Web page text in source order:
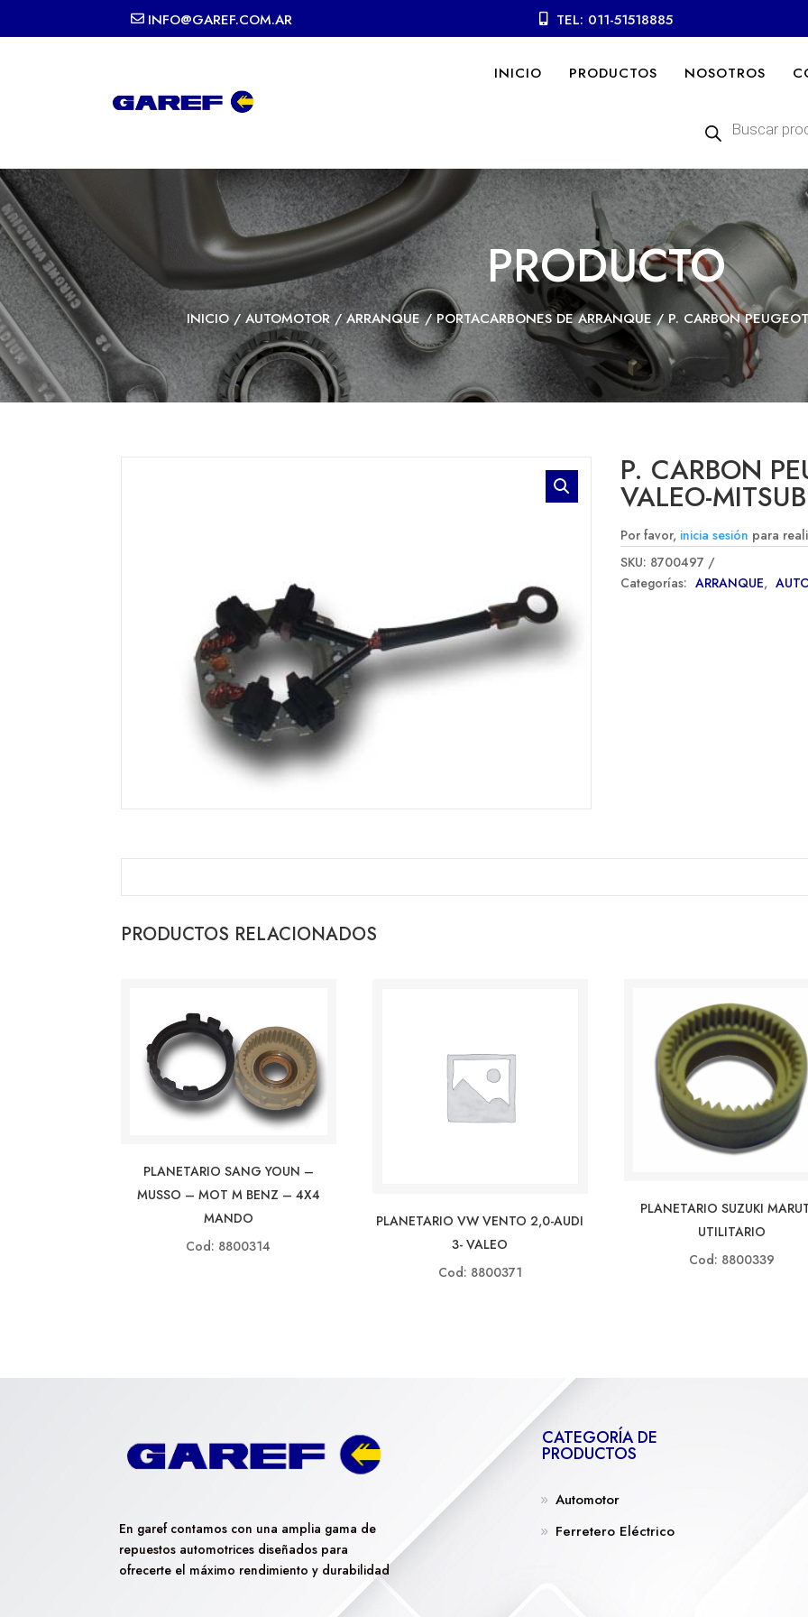
INFO@GAREF.COM.AR TEL: 011-51518885
INICIO PRODUCTOS NOSOTROS
productos
PRODUCTO
INICIO / AUTOMOTOR/ARRANQUE/PORTACARBONES DE ARRANQUE/ P. CARBON
P. CARBON
VALEO-
Por favor, inicia sesión para
SKU: 8700497
Categorías: ARRANQUE,
PRODUCTOS RELACIONADOS
PLANETARIO SANG YOUN –
MUSSO – MOT M BENZ – 4X4
MANDO
Cod: 8800314
PLANETARIO VW VENTO 2,0-AUDI
3- VALEO
Cod: 8800371
PLANETARIO SUZUKI
UTILITARIO
Cod: 8800339
En garef contamos con una amplia gama de
repuestos automotrices diseñados para
ofrecerte el máximo rendimiento y durabilidad
CATEGORÍA DE
PRODUCTOS
Automotor
Ferretero Eléctrico